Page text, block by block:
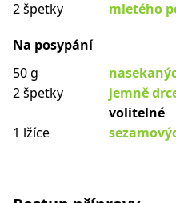
2 špetky
mletého
Na posypání
50 g
2 špetky
jemně
volitelné
1 lžíce